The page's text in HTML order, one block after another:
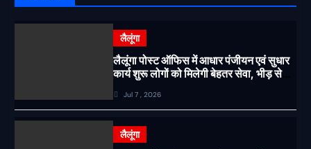
लैलूंगा
लैलूंगा पोस्ट ऑफिस में आधार पंजीयन एवं सुधार
कार्य शुरू लोगों को मिलेगी बेहतर सेवा, भीड़ से
Jul 7 , 2026
लैलूंगा